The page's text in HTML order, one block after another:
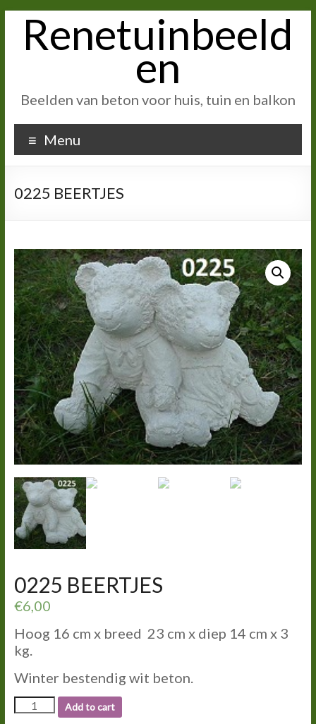
inhoudRenetuinbeeld
en
Beelden van beton voor huis, tuin en balkon
Menu
0225 BEERTJES
0225 BEERTJES
€6,00
Hoog 16 cm x breed 23 cm x diep 14 cm x 3
kg.
Winter bestendig wit beton.
0225
BEERTJES
Add to cart